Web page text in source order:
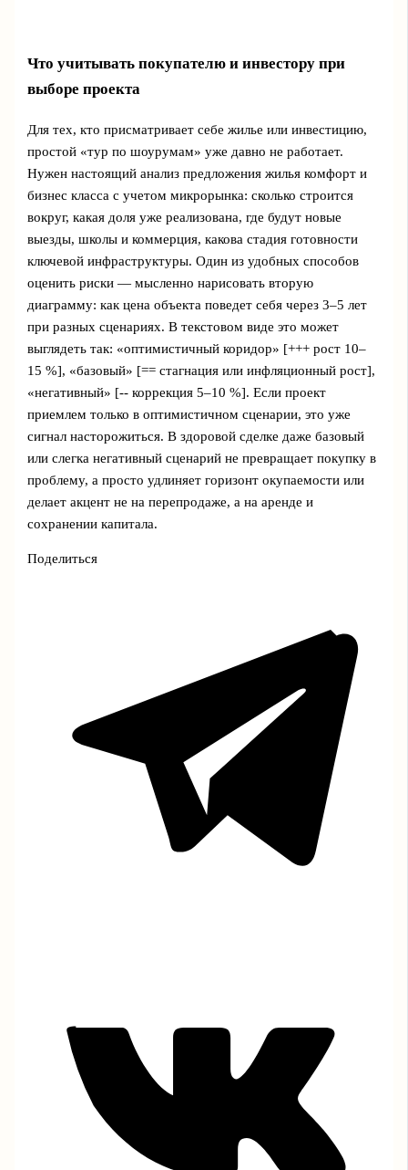
Что учитывать покупателю и инвестору при
выборе проекта
Для тех, кто присматривает себе жилье или инвестицию,
простой «тур по шоурумам» уже давно не работает.
Нужен настоящий анализ предложения жилья комфорт и
бизнес класса с учетом микрорынка: сколько строится
вокруг, какая доля уже реализована, где будут новые
выезды, школы и коммерция, какова стадия готовности
ключевой инфраструктуры. Один из удобных способов
оценить риски — мысленно нарисовать вторую
диаграмму: как цена объекта поведет себя через 3–5 лет
при разных сценариях. В текстовом виде это может
выглядеть так: «оптимистичный коридор» [+++ рост 10–
15 %], «базовый» [== стагнация или инфляционный рост],
«негативный» [-- коррекция 5–10 %]. Если проект
приемлем только в оптимистичном сценарии, это уже
сигнал насторожиться. В здоровой сделке даже базовый
или слегка негативный сценарий не превращает покупку в
проблему, а просто удлиняет горизонт окупаемости или
делает акцент не на перепродаже, а на аренде и
сохранении капитала.
Поделиться